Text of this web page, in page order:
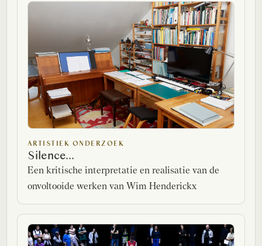
ARTISTIEK ONDERZOEK
Silence...
Een kritische interpretatie en realisatie van de
onvoltooide werken van Wim Henderickx